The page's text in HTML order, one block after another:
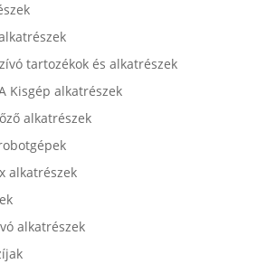
tartozékok és alkatrészek
Kisgép alkatrészek
alkatrészek
alkatrészek
alkatrészek